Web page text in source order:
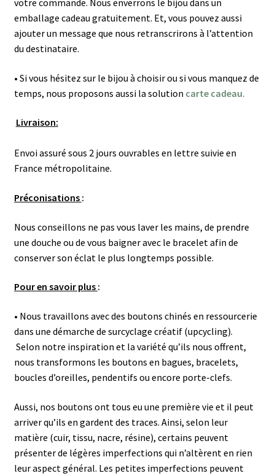
votre commande. Nous enverrons le bijou dans un
emballage cadeau gratuitement. Et, vous pouvez aussi
ajouter un message que nous retranscrirons à l’attention
du destinataire.
• Si vous hésitez sur le bijou à choisir ou si vous manquez de
temps, nous proposons aussi la solution carte cadeau.
Livraison:
Envoi assuré sous 2 jours ouvrables en lettre suivie en
France métropolitaine.
Préconisations :
Nous conseillons ne pas vous laver les mains, de prendre
une douche ou de vous baigner avec le bracelet afin de
conserver son éclat le plus longtemps possible.
Pour en savoir plus :
• Nous travaillons avec des boutons chinés en ressourcerie
dans une démarche de surcyclage créatif (upcycling).
Selon notre inspiration et la variété qu’ils nous offrent,
nous transformons les boutons en bagues, bracelets,
boucles d’oreilles, pendentifs ou encore porte-clefs.
Aussi, nos boutons ont tous eu une première vie et il peut
arriver qu’ils en gardent des traces. Ainsi, selon leur
matière (cuir, tissu, nacre, résine), certains peuvent
présenter de légères imperfections qui n’altèrent en rien
leur aspect général. Les petites imperfections peuvent